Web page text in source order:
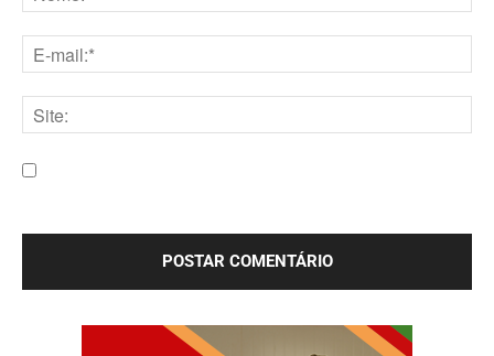
mail:*